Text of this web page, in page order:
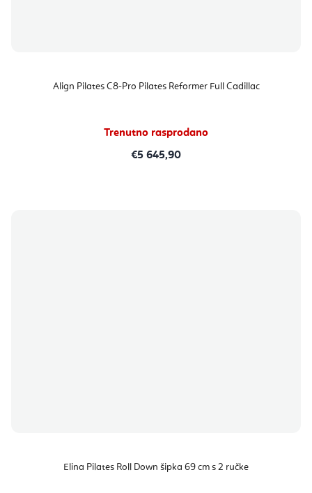
Align Pilates C8-Pro Pilates Reformer Full Cadillac
Trenutno rasprodano
€5 645,90
Elina Pilates Roll Down šipka 69 cm s 2 ručke